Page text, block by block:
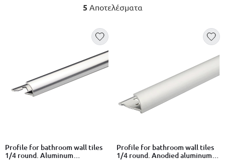
5Αποτελέσματα
Profile for bathroom wall tiles
1/4 round. Aluminum
Profile for bathroom wall tiles
1/4 round. Anodied aluminum